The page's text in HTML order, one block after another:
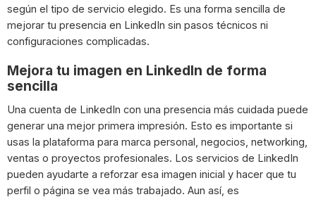
según el tipo de servicio elegido. Es una forma sencilla de
mejorar tu presencia en LinkedIn sin pasos técnicos ni
configuraciones complicadas.
Mejora tu imagen en LinkedIn de forma
sencilla
Una cuenta de LinkedIn con una presencia más cuidada puede
generar una mejor primera impresión. Esto es importante si
usas la plataforma para marca personal, negocios, networking,
ventas o proyectos profesionales. Los servicios de LinkedIn
pueden ayudarte a reforzar esa imagen inicial y hacer que tu
perfil o página se vea más trabajado. Aun así, es